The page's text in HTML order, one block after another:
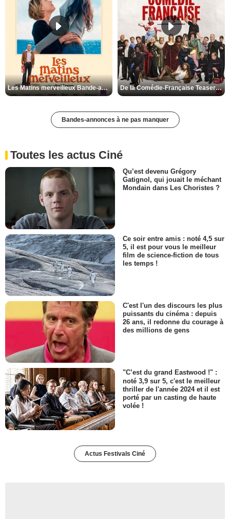
Les Matins merveilleux Bande-annonce VF De la Comédie-Française Teaser VF
Bandes-annonces à ne pas manquer
Toutes les actus Ciné
Qu’est devenu Grégory
Gatignol, qui jouait le méchant
Mondain dans Les Choristes ?
Ce soir entre amis : noté 4,5 sur
5, il est pour vous le meilleur
film de science-fiction de tous
les temps !
C'est l'un des discours les plus
puissants du cinéma : depuis
26 ans, il redonne du courage à
des millions de gens
"C’est du grand Eastwood !" :
noté 3,9 sur 5, c'est le meilleur
thriller de l'année 2024 et il est
porté par un casting de haute
volée !
Actus Festivals Ciné